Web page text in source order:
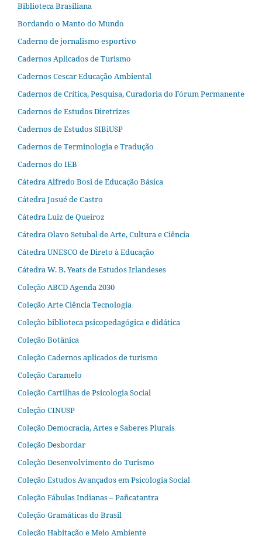
Biblioteca Brasiliana
Bordando o Manto do Mundo
Caderno de jornalismo esportivo
Cadernos Aplicados de Turismo
Cadernos Cescar Educação Ambiental
Cadernos de Crítica, Pesquisa, Curadoria do Fórum Permanente
Cadernos de Estudos Diretrizes
Cadernos de Estudos SIBiUSP
Cadernos de Terminologia e Tradução
Cadernos do IEB
Cátedra Alfredo Bosi de Educação Básica
Cátedra Josué de Castro
Cátedra Luiz de Queiroz
Cátedra Olavo Setubal de Arte, Cultura e Ciência
Cátedra UNESCO de Direto à Educação
Cátedra W. B. Yeats de Estudos Irlandeses
Coleção ABCD Agenda 2030
Coleção Arte Ciência Tecnologia
Coleção biblioteca psicopedagógica e didática
Coleção Botânica
Coleção Cadernos aplicados de turismo
Coleção Caramelo
Coleção Cartilhas de Psicologia Social
Coleção CINUSP
Coleção Democracia, Artes e Saberes Plurais
Coleção Desbordar
Coleção Desenvolvimento do Turismo
Coleção Estudos Avançados em Psicologia Social
Coleção Fábulas Indianas – Pañcatantra
Coleção Gramáticas do Brasil
Coleção Habitação e Meio Ambiente